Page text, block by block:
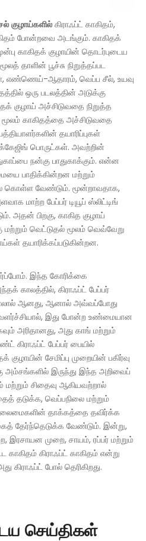
குழாய்களில் கிராஃப்ட் காகிதம்,
போன்றவை அடங்கும். காகிதக்
காகிதக் குழாயின் தொடர்புடைய
தாளின் பூச்சு நிறுத்தப்பட
எண்ணெய்-ஆதாரம், வெப்ப சீல், உயவு
ஒரு படலத்தின் அடுக்கு
குழாய் அச்சிடுவதை நிறுத்த
காகிதத்தை அச்சிடுவதை
தயாரிப்புகள்
பொருட்கள். அவற்றின்
நன்கு பாதுகாக்கும். என்ன
பாதிக்கின்றன மற்றும்
கொள்ள வேண்டும். மூன்றாவதாக,
மாற்ற பேப்பர் டியூப் ஸ்லிட்டிங்
அதன் பிறகு, காகித குழாய்
மற்றும் வெட்டுதல் மூலம் வெவ்வேறு
தயாரிக்கப்படுகின்றன.
இந்த கோரிக்கை
காலத்தில், கிராஃப்ட் பேப்பர்
ஆனது, ஆனால் அவ்வப்போது
வளர்ச்சியால், இது போன்ற உண்மையான
அரிதானது, அது காங் மற்றும்
கிராஃப்ட் பேப்பர் பையில்
சேமிப்பு முறையின் பகிர்வு
அம்சங்களில் இருந்து இந்த அறிவைப்
மற்றும் சிதைவு ஆகியவற்றால்
தடுக்க, வெப்பநிலை மற்றும்
தாக்கத்தை தவிர்க்க
தேர்ந்தெடுக்க வேண்டும். இன்று,
இரசாயன முறை, சாயம், ரப்பர் மற்றும்
கிராஃப்ட் காகிதம் என்று
கிராஃப்ட் போல் தெரிகிறது.
செய்திகள்